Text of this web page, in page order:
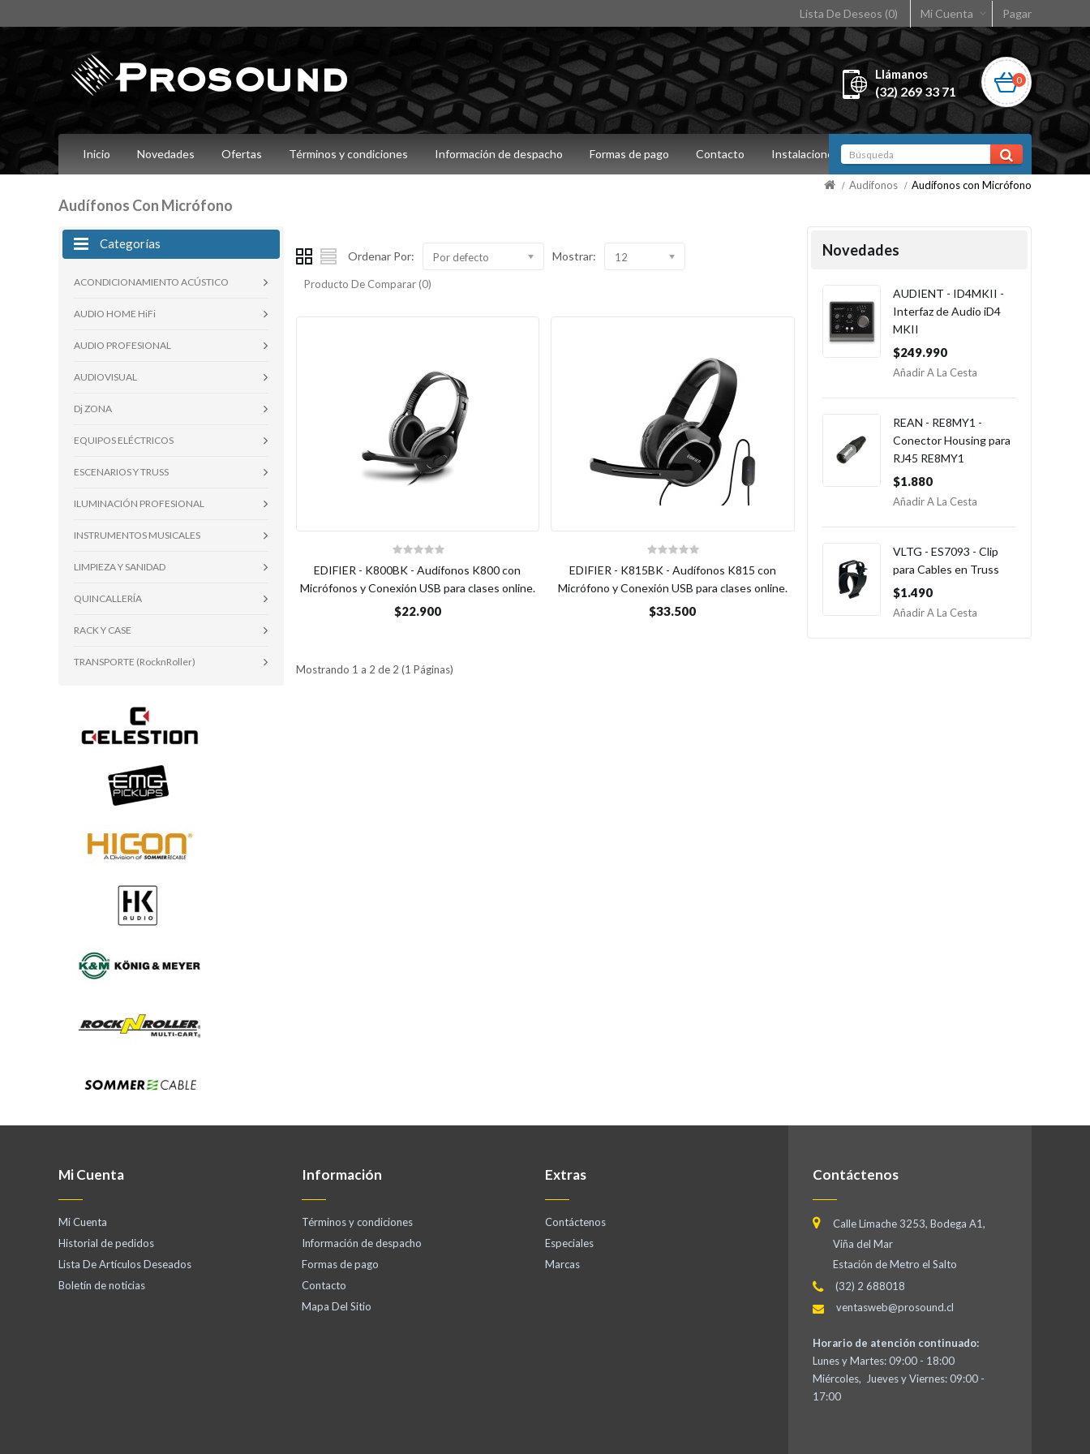
Lista De Deseos (0) Mi Cuenta Pagar
Llámanos
(32) 269 33 71
0
Inicio Novedades Ofertas Términos y condiciones Información de despacho Formas de pago Contacto Instalaciones
Audífonos Con Micrófono
Audífonos Audífonos con Micrófono
Categorías
ACONDICIONAMIENTO ACÚSTICO
AUDIO HOME HiFi
AUDIO PROFESIONAL
AUDIOVISUAL
Dj ZONA
EQUIPOS ELÉCTRICOS
ESCENARIOS Y TRUSS
ILUMINACIÓN PROFESIONAL
INSTRUMENTOS MUSICALES
LIMPIEZA Y SANIDAD
QUINCALLERÍA
RACK Y CASE
TRANSPORTE (RocknRoller)
Ordenar Por: Por defecto Mostrar: 12
Producto De Comparar (0)
EDIFIER - K800BK - Audífonos K800 con
Micrófonos y Conexión USB para clases online.
$22.900
EDIFIER - K815BK - Audífonos K815 con
Micrófono y Conexión USB para clases online.
$33.500
Mostrando 1 a 2 de 2 (1 Páginas)
Novedades
AUDIENT - ID4MKII -
Interfaz de Audio iD4
MKII
$249.990
Añadir A La Cesta
REAN - RE8MY1 -
Conector Housing para
RJ45 RE8MY1
$1.880
Añadir A La Cesta
VLTG - ES7093 - Clip
para Cables en Truss
$1.490
Añadir A La Cesta
Mi Cuenta
Mi Cuenta
Historial de pedidos
Lista De Artículos Deseados
Boletín de noticias
Información
Términos y condiciones
Información de despacho
Formas de pago
Contacto
Mapa Del Sitio
Extras
Contáctenos
Especiales
Marcas
Contáctenos
Calle Limache 3253, Bodega A1,
Viña del Mar
Estación de Metro el Salto
(32) 2 688018
ventasweb@prosound.cl
Horario de atención continuado:
Lunes y Martes: 09:00 - 18:00
Miércoles, Jueves y Viernes: 09:00 -
17:00